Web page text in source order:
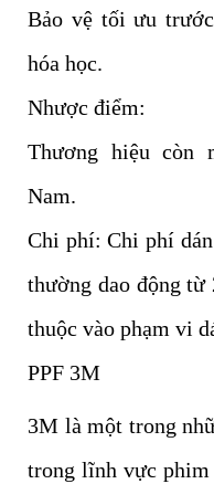
Bảo vệ tối ưu
hóa học.
Nhược điểm:
Thương hiệu
Nam.
Chi phí: Chi phí
thường dao động từ
thuộc vào phạm vi
PPF 3M
3M là một trong
trong lĩnh vực phim